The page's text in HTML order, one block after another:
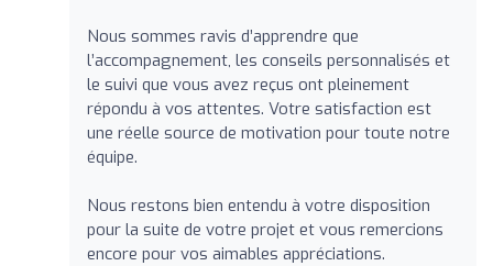
Nous sommes ravis d’apprendre que
l’accompagnement, les conseils personnalisés et
le suivi que vous avez reçus ont pleinement
répondu à vos attentes. Votre satisfaction est
une réelle source de motivation pour toute notre
équipe.
Nous restons bien entendu à votre disposition
pour la suite de votre projet et vous remercions
encore pour vos aimables appréciations.